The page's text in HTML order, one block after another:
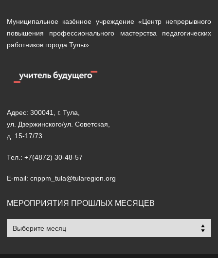
Муниципальное казённое учреждение «Центр непрерывного
повышения профессионального мастерства педагогических
работников города Тулы»
Адрес: 300041, г. Тула,
ул. Дзержинского/ул. Советская,
д. 15-17/73
Тел.: +7(4872) 30-48-57
E-mail: cnppm_tula@tularegion.org
МЕРОПРИЯТИЯ ПРОШЛЫХ МЕСЯЦЕВ
Мероприятия
прошлых